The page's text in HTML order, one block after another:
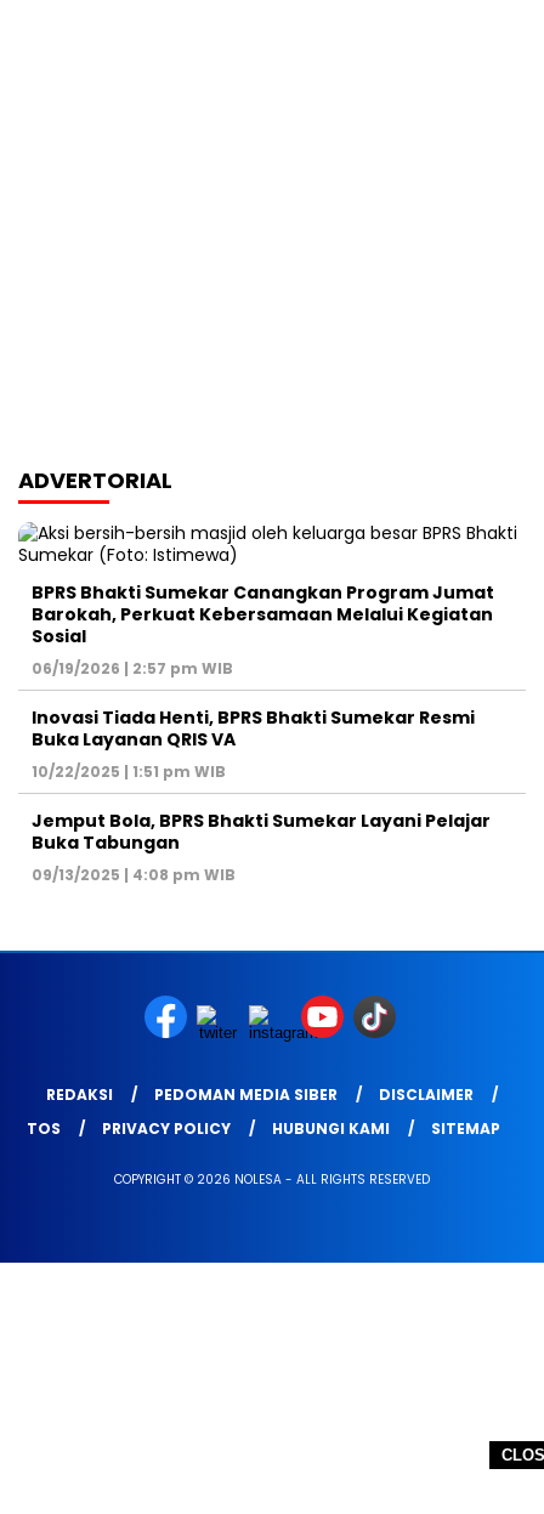
ADVERTORIAL
BPRS Bhakti Sumekar Canangkan Program Jumat
Barokah, Perkuat Kebersamaan Melalui Kegiatan
Sosial
06/19/2026 | 2:57 pm WIB
Inovasi Tiada Henti, BPRS Bhakti Sumekar Resmi
Buka Layanan QRIS VA
10/22/2025 | 1:51 pm WIB
Jemput Bola, BPRS Bhakti Sumekar Layani Pelajar
Buka Tabungan
09/13/2025 | 4:08 pm WIB
REDAKSI PEDOMAN MEDIA SIBER
DISCLAIMER
TOS
PRIVACY POLICY HUBUNGI KAMI SITEMAP
COPYRIGHT © 2026 NOLESA - ALL RIGHTS RESERVED